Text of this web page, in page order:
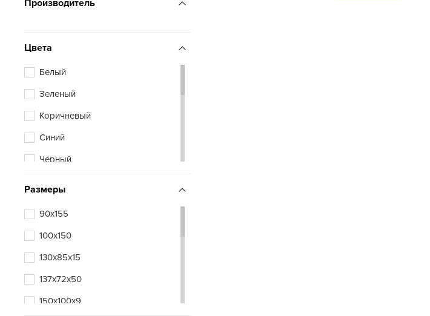
Производитель
Цвета
Белый
Зеленый
Коричневый
Синий
Черный
Размеры
90х155
100х150
130х85х15
137х72х50
150х100х9